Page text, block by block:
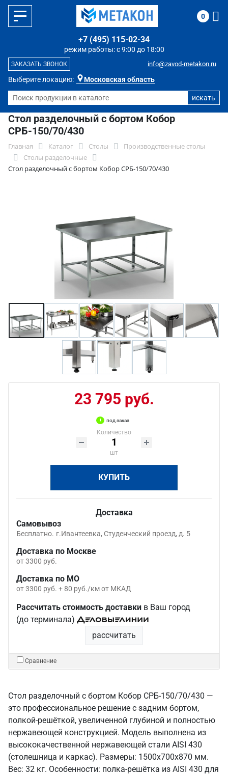
Выберите локацию: Московская область
режим работы: с 9:00 до 18:00
+7 (495) 115-02-34
info@zavod-metakon.ru
ЗАКАЗАТЬ ЗВОНОК
0
Стол разделочный с бортом Кобор
СРБ-150/70/430
Главная Каталог Столы
Производственные столы
Столы разделочные
Стол разделочный с бортом Кобор СРБ-150/70/430
23 795 руб.
под заказ
Количество
шт
КУПИТЬ
Доставка
Самовывоз
Бесплатно. г.Ивантеевка, Студенческий проезд, д. 5
Доставка по Москве
от 3300 руб.
Доставка по МО
от 3300 руб. + 80 руб./км от МКАД
Рассчитать стоимость доставки в Ваш город
(до терминала)
рассчитать
Сравнение
Стол разделочный с бортом Кобор СРБ-150/70/430 —
это профессиональное решение с задним бортом,
полкой-решёткой, увеличенной глубиной и полностью
нержавеющей конструкцией. Модель выполнена из
высококачественной нержавеющей стали AISI 430
(столешница и каркас). Размеры: 1500x700x870 мм.
Вес: 32 кг. Особенности: полка-решётка из AISI 430 для